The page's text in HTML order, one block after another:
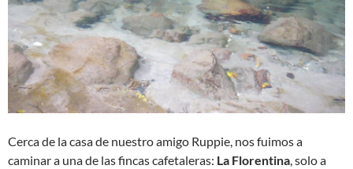
Cerca de la casa de nuestro amigo Ruppie, nos fuimos a
caminar a una de las fincas cafetaleras: La Florentina, solo a